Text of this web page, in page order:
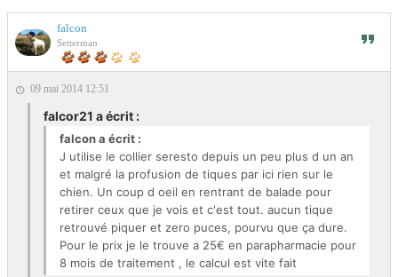
falcon
Setterman
09 mai 2014 12:51
falcor21 a écrit :
falcon a écrit :
J utilise le collier seresto depuis un peu plus d un an
et malgré la profusion de tiques par ici rien sur le
chien. Un coup d oeil en rentrant de balade pour
retirer ceux que je vois et c'est tout. aucun tique
retrouvé piquer et zero puces, pourvu que ça dure.
Pour le prix je le trouve a 25€ en parapharmacie pour
8 mois de traitement , le calcul est vite fait